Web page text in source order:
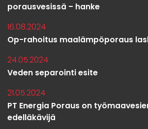
porausvesissä – hanke
16.08.2024
Op-rahoitus maalämpöporaus
24.05.2024
Veden separointi esite
21.05.2024
PT Energia Poraus on
edelläkävijä